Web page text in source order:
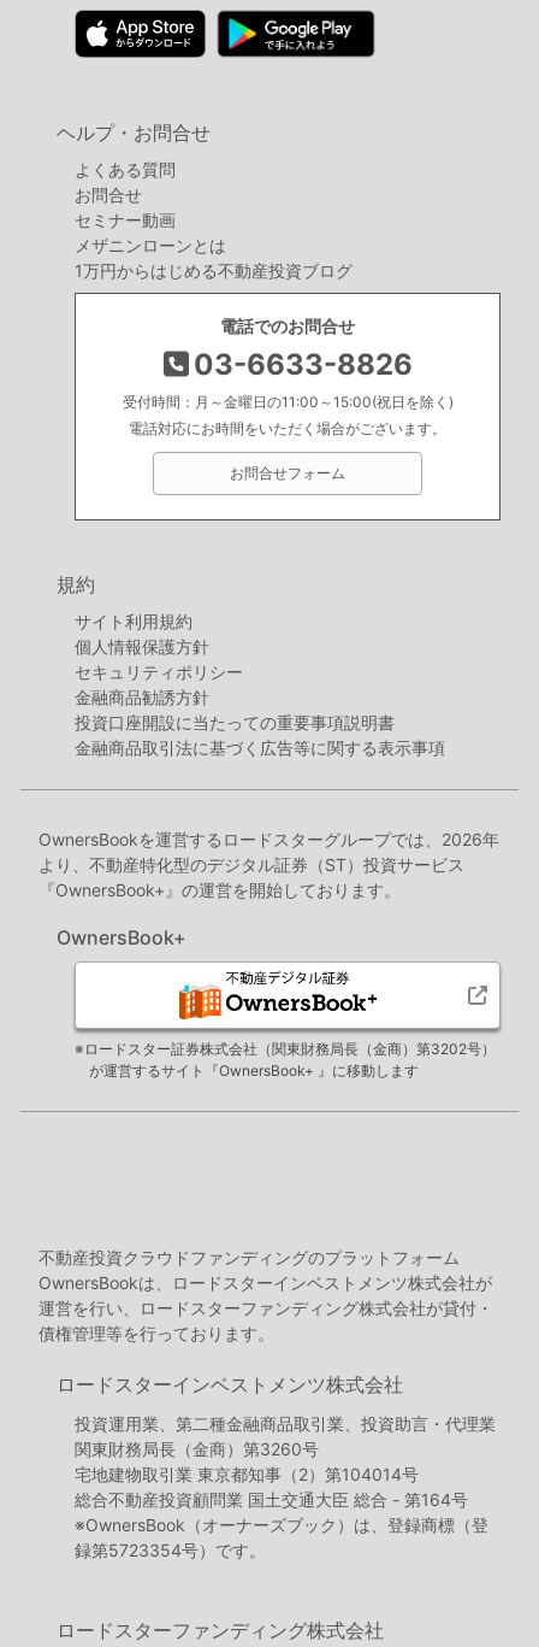
ヘルプ・お問合せ
よくある質問
お問合せ
セミナー動画
メザニンローンとは
1万円からはじめる不動産投資ブログ
電話でのお問合せ
03-6633-8826
受付時間：月～金曜日の11:00～15:00(祝日を除く)
電話対応にお時間をいただく場合がございます。
お問合せフォーム
規約
サイト利用規約
個人情報保護方針
セキュリティポリシー
金融商品勧誘方針
投資口座開設に当たっての重要事項説明書
金融商品取引法に基づく広告等に関する表示事項
OwnersBookを運営するロードスターグループでは、2026年
より、不動産特化型のデジタル証券（ST）投資サービス
『OwnersBook+』の運営を開始しております。
OwnersBook+
※ロードスター証券株式会社（関東財務局長（金商）第3202号）
が運営するサイト『OwnersBook+ 』に移動します
不動産投資クラウドファンディングのプラットフォーム
OwnersBookは、ロードスターインベストメンツ株式会社が
運営を行い、ロードスターファンディング株式会社が貸付・
債権管理等を行っております。
ロードスターインベストメンツ株式会社
投資運用業、第二種金融商品取引業、投資助言・代理業
関東財務局長（金商）第3260号
宅地建物取引業 東京都知事（2）第104014号
総合不動産投資顧問業 国土交通大臣 総合 - 第164号
※OwnersBook（オーナーズブック）は、登録商標（登
録第5723354号）です。
ロードスターファンディング株式会社